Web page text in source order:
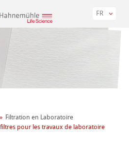
FR
Filtration en Laboratoire
filtres pour les travaux de laboratoire